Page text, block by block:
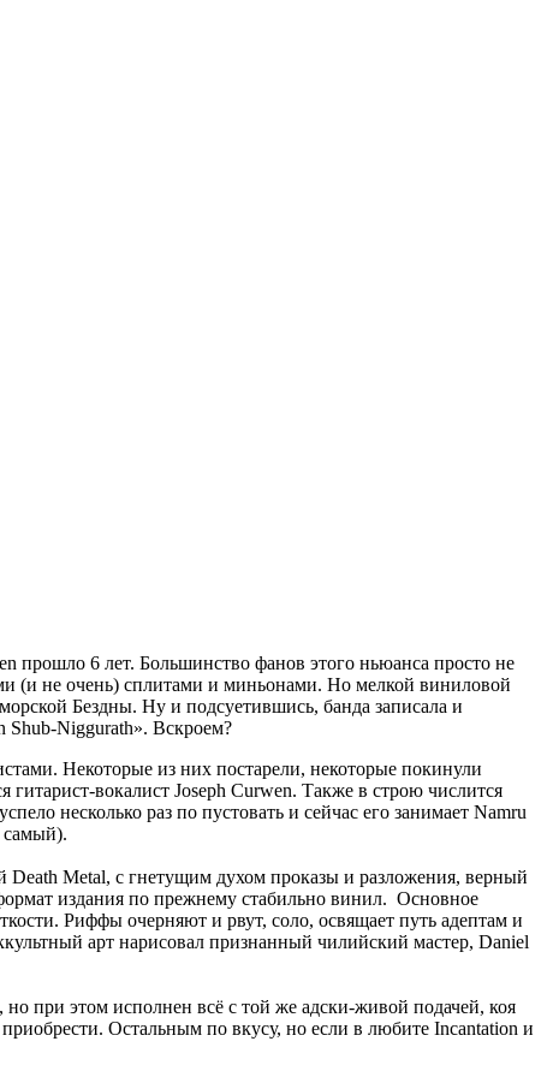
прошло 6 лет. Большинство фанов этого ньюанса просто не
(и не очень) сплитами и миньонами. Но мелкой виниловой
Бездны. Ну и подсуетившись, банда записала и
Shub-Niggurath». Вскроем?
Некоторые из них постарели, некоторые покинули
вокалист Joseph Curwen. Также в строю числится
несколько раз по пустовать и сейчас его занимает Namru
самый).
Metal, с гнетущим духом проказы и разложения, верный
издания по прежнему стабильно винил. Основное
Риффы очерняют и рвут, соло, освящает путь адептам и
арт нарисовал признанный чилийский мастер, Daniel
при этом исполнен всё с той же адски-живой подачей, коя
Остальным по вкусу, но если в любите Incantation и